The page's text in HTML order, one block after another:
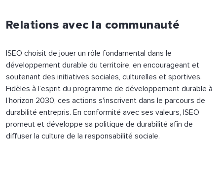
Relations avec la communauté
ISEO choisit de jouer un rôle fondamental dans le
développement durable du territoire, en encourageant et
soutenant des initiatives sociales, culturelles et sportives.
Fidèles à l’esprit du programme de développement durable à
l’horizon 2030, ces actions s'inscrivent dans le parcours de
durabilité entrepris. En conformité avec ses valeurs, ISEO
promeut et développe sa politique de durabilité afin de
diffuser la culture de la responsabilité sociale.